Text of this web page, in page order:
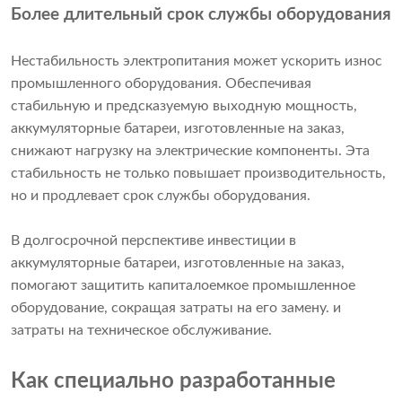
Более длительный срок службы оборудования
Нестабильность электропитания может ускорить износ
промышленного оборудования. Обеспечивая
стабильную и предсказуемую выходную мощность,
аккумуляторные батареи, изготовленные на заказ,
снижают нагрузку на электрические компоненты. Эта
стабильность не только повышает производительность,
но и продлевает срок службы оборудования.
В долгосрочной перспективе инвестиции в
аккумуляторные батареи, изготовленные на заказ,
помогают защитить капиталоемкое промышленное
оборудование, сокращая затраты на его замену. и
затраты на техническое обслуживание.
Как специально разработанные